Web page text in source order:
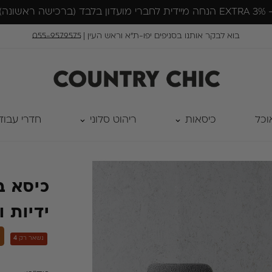
בוא לבקר אותנו בסניפים יפו-ת״א וראש העין |055-9579575
כיסאות ריהוט סלוני חדרי
כיסא
ידיות
נשאר רק 4